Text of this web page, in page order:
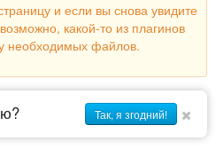
и если вы снова увидите
какой-то из плагинов
необходимых файлов.
Так, я згодний!